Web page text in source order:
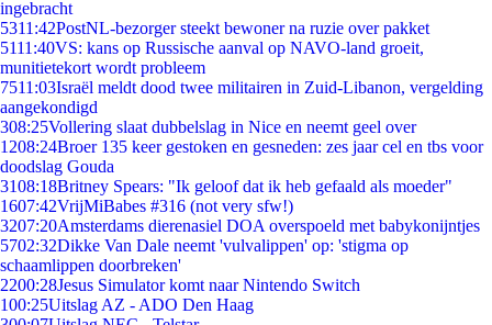
ingebracht
5311:42PostNL-bezorger steekt bewoner na ruzie over pakket
5111:40VS: kans op Russische aanval op NAVO-land groeit,
munitietekort wordt probleem
7511:03Israël meldt dood twee militairen in Zuid-Libanon, vergelding
aangekondigd
308:25Vollering slaat dubbelslag in Nice en neemt geel over
1208:24Broer 135 keer gestoken en gesneden: zes jaar cel en tbs voor
doodslag Gouda
3108:18Britney Spears: "Ik geloof dat ik heb gefaald als moeder"
1607:42VrijMiBabes #316 (not very sfw!)
3207:20Amsterdams dierenasiel DOA overspoeld met babykonijntjes
5702:32Dikke Van Dale neemt 'vulvalippen' op: 'stigma op
schaamlippen doorbreken'
2200:28Jesus Simulator komt naar Nintendo Switch
100:25Uitslag AZ - ADO Den Haag